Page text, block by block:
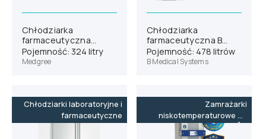
Chłodziarka
farmaceutyczna
Medgree MLRE 350 G
Pojemność: 324 litry
Medgree
Chłodziarka
farmaceutyczna B
Medical Systems P400
Pojemność: 478 litrów
B Medical Systems
Chłodziarki laboratoryjne i
farmaceutyczne
Zamrażarki
niskotemperaturowe do
-86˚C